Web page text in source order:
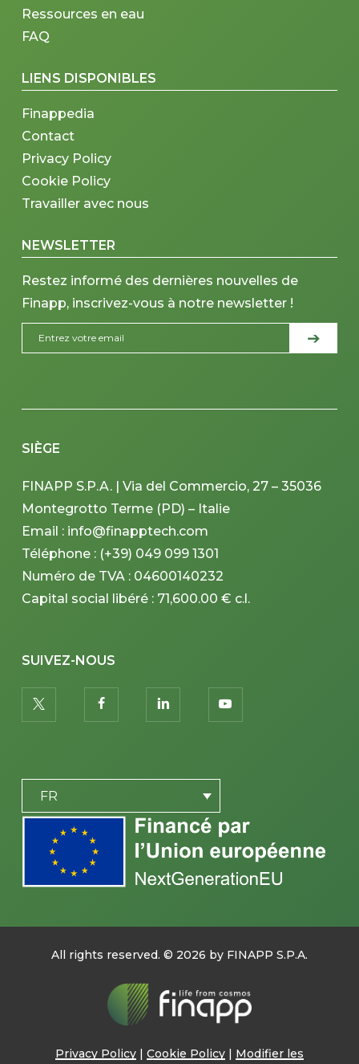
Ressources en eau
FAQ
LIENS DISPONIBLES
Finappedia
Contact
Privacy Policy
Cookie Policy
Travailler avec nous
NEWSLETTER
Restez informé des dernières nouvelles de
Finapp, inscrivez-vous à notre newsletter !
SIÈGE
FINAPP S.P.A. | Via del Commercio, 27 – 35036
Montegrotto Terme (PD) – Italie
Email : info@finapptech.com
Téléphone : (+39) 049 099 1301
Numéro de TVA : 04600140232
Capital social libéré : 71,600.00 € c.l.
SUIVEZ-NOUS
twitter facebooklinkedin youtube
FR
All rights reserved. © 2026 by FINAPP S.P.A.
Privacy Policy| Cookie Policy| Modifier les